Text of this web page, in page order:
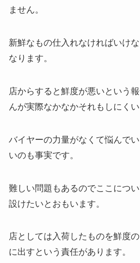
ません。
新鮮なもの仕入れなければいけ
なります。
店からすると鮮度が悪いという
んが実際なかなかそれもしにくい
バイヤーの力量がなくて悩んで
いのも事実です。
難しい問題もあるのでここにつ
設けたいとおもいます。
店としては入荷したものを鮮度
に出すという責任があります。